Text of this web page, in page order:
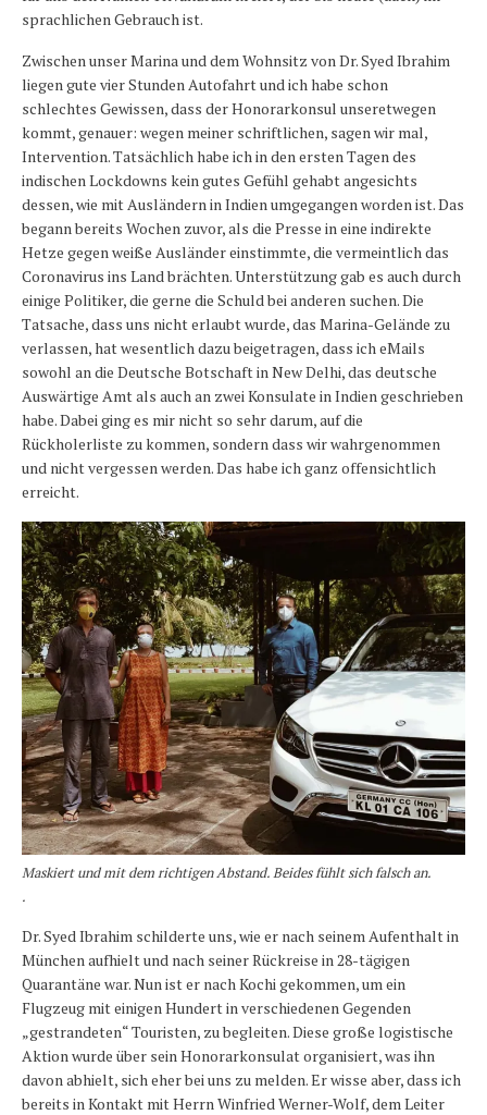
sprachlichen Gebrauch ist.
Zwischen unser Marina und dem Wohnsitz von Dr. Syed Ibrahim
liegen gute vier Stunden Autofahrt und ich habe schon
schlechtes Gewissen, dass der Honorarkonsul unseretwegen
kommt, genauer: wegen meiner schriftlichen, sagen wir mal,
Intervention. Tatsächlich habe ich in den ersten Tagen des
indischen Lockdowns kein gutes Gefühl gehabt angesichts
dessen, wie mit Ausländern in Indien umgegangen worden ist. Das
begann bereits Wochen zuvor, als die Presse in eine indirekte
Hetze gegen weiße Ausländer einstimmte, die vermeintlich das
Coronavirus ins Land brächten. Unterstützung gab es auch durch
einige Politiker, die gerne die Schuld bei anderen suchen. Die
Tatsache, dass uns nicht erlaubt wurde, das Marina-Gelände zu
verlassen, hat wesentlich dazu beigetragen, dass ich eMails
sowohl an die Deutsche Botschaft in New Delhi, das deutsche
Auswärtige Amt als auch an zwei Konsulate in Indien geschrieben
habe. Dabei ging es mir nicht so sehr darum, auf die
Rückholerliste zu kommen, sondern dass wir wahrgenommen
und nicht vergessen werden. Das habe ich ganz offensichtlich
erreicht.
Maskiert und mit dem richtigen Abstand. Beides fühlt sich falsch an.
.
Dr. Syed Ibrahim schilderte uns, wie er nach seinem Aufenthalt in
München aufhielt und nach seiner Rückreise in 28-tägigen
Quarantäne war. Nun ist er nach Kochi gekommen, um ein
Flugzeug mit einigen Hundert in verschiedenen Gegenden
„gestrandeten“ Touristen, zu begleiten. Diese große logistische
Aktion wurde über sein Honorarkonsulat organisiert, was ihn
davon abhielt, sich eher bei uns zu melden. Er wisse aber, dass ich
bereits in Kontakt mit Herrn Winfried Werner-Wolf, dem Leiter